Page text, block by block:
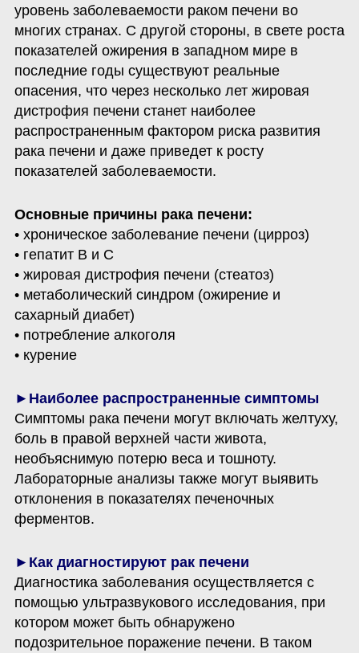
уровень заболеваемости раком печени во
многих странах. С другой стороны, в свете роста
показателей ожирения в западном мире в
последние годы существуют реальные
опасения, что через несколько лет жировая
дистрофия печени станет наиболее
распространенным фактором риска развития
рака печени и даже приведет к росту
показателей заболеваемости.
Основные причины рака печени:
• хроническое заболевание печени (цирроз)
• гепатит В и С
• жировая дистрофия печени (стеатоз)
• метаболический синдром (ожирение и
сахарный диабет)
• потребление алкоголя
• курение
►Наиболее распространенные симптомы
Симптомы рака печени могут включать желтуху,
боль в правой верхней части живота,
необъяснимую потерю веса и тошноту.
Лабораторные анализы также могут выявить
отклонения в показателях печеночных
ферментов.
Диагностика заболевания осуществляется с
помощью ультразвукового исследования, при
котором может быть обнаружено
подозрительное поражение печени. В таком